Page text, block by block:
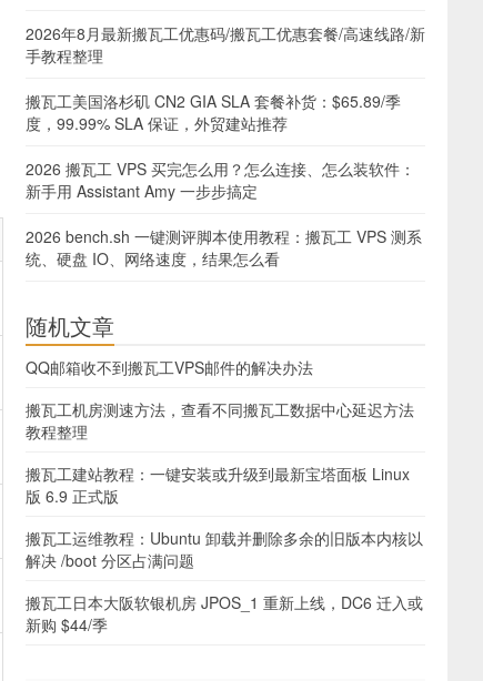
2026年8月最新搬瓦工优惠码/搬瓦工优惠套餐/高速线路/新
手教程整理
搬瓦工美国洛杉矶 CN2 GIA SLA 套餐补货：$65.89/季
度，99.99% SLA 保证，外贸建站推荐
2026 搬瓦工 VPS 买完怎么用？怎么连接、怎么装软件：
新手用 Assistant Amy 一步步搞定
2026 bench.sh 一键测评脚本使用教程：搬瓦工 VPS 测系
统、硬盘 IO、网络速度，结果怎么看
随机文章
QQ邮箱收不到搬瓦工VPS邮件的解决办法
搬瓦工机房测速方法，查看不同搬瓦工数据中心延迟方法
教程整理
搬瓦工建站教程：一键安装或升级到最新宝塔面板 Linux
版 6.9 正式版
搬瓦工运维教程：Ubuntu 卸载并删除多余的旧版本内核以
解决 /boot 分区占满问题
搬瓦工日本大阪软银机房 JPOS_1 重新上线，DC6 迁入或
新购 $44/季